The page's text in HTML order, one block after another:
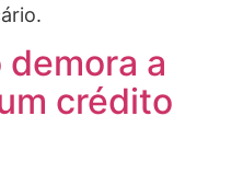
a
crédito